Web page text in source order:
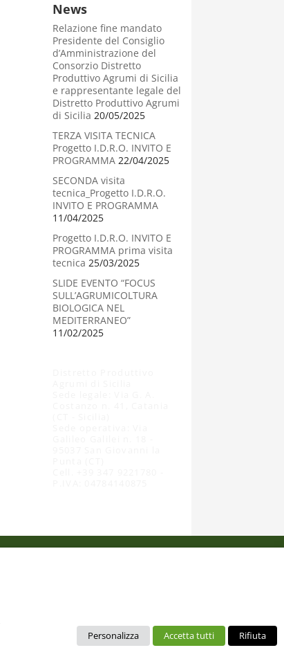
News
Relazione fine mandato
Presidente del Consiglio
d’Amministrazione del
Consorzio Distretto
Produttivo Agrumi di Sicilia
e rappresentante legale del
Distretto Produttivo Agrumi
di Sicilia 20/05/2025
TERZA VISITA TECNICA
Progetto I.D.R.O. INVITO E
PROGRAMMA 22/04/2025
SECONDA visita
tecnica_Progetto I.D.R.O.
INVITO E PROGRAMMA
11/04/2025
Progetto I.D.R.O. INVITO E
PROGRAMMA prima visita
tecnica 25/03/2025
SLIDE EVENTO “FOCUS
SULL’AGRUMICOLTURA
BIOLOGICA NEL
MEDITERRANEO”
11/02/2025
d’autore. È pertanto vietato copiarli, pubblicarli,
esclusivamente per uso personale. Possono essere
Personalizza Accetta tutti Rifiuta